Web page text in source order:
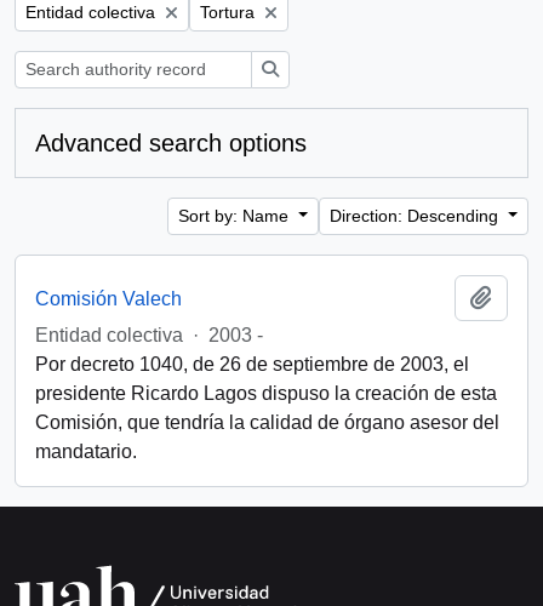
Remove filter:
Entidad colectiva Remove filter:
Tortura
Advanced search options
Sort by: Name Direction: Descending
Comisión Valech
Entidad colectiva
· 2003 -
Por decreto 1040, de 26 de septiembre de 2003, el
presidente Ricardo Lagos dispuso la creación de esta
Comisión, que tendría la calidad de órgano asesor del
mandatario.